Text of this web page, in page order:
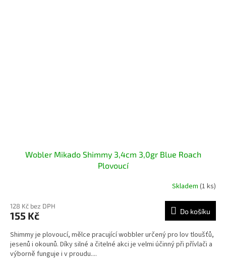
Wobler Mikado Shimmy 3,4cm 3,0gr Blue Roach
Plovoucí
Skladem (1 ks)
128 Kč bez DPH
155 Kč Do košíku
Shimmy je plovoucí, mělce pracující wobbler určený pro lov tloušťů,
jesenů i okounů. Díky silné a čitelné akci je velmi účinný při přívlači a
výborně funguje i v proudu....